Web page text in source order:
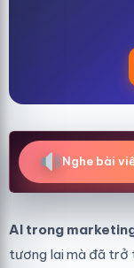
Nghe bài
AI trong
tương lai mà đã trở